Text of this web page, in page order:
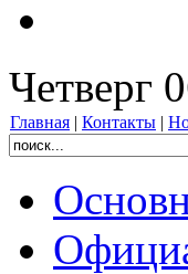
Четверг
Главная | Контакты |